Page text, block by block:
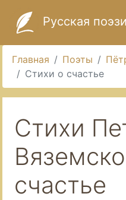
Русская
Главная Поэты
Стихи о счастье
Стихи
счастье